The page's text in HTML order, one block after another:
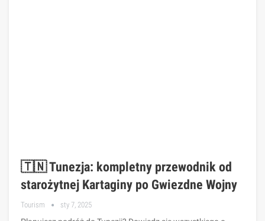
🇹🇳 Tunezja: kompletny przewodnik od
starożytnej Kartaginy po Gwiezdne Wojny
Tourism sty 7, 2025